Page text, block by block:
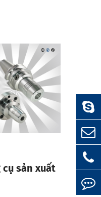
sản xuất